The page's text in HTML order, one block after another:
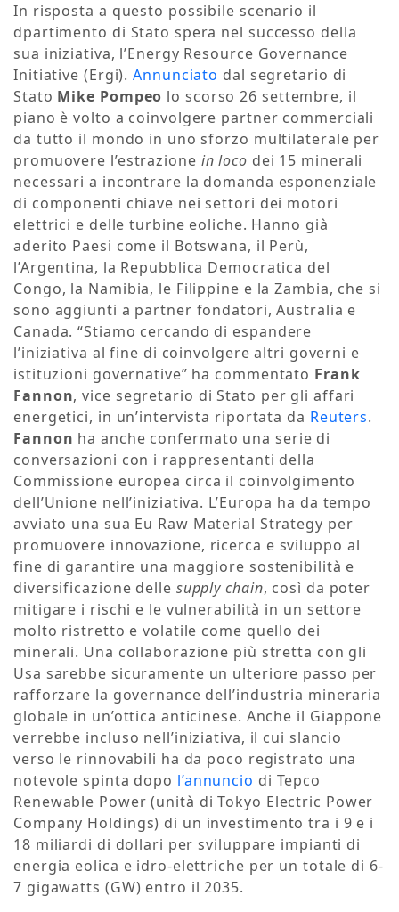
In risposta a questo possibile scenario il
dpartimento di Stato spera nel successo della
sua iniziativa, l’Energy Resource Governance
Initiative (Ergi).Annunciato dal segretario di
Stato Mike Pompeo lo scorso 26 settembre, il
piano è volto a coinvolgere partner commerciali
da tutto il mondo in uno sforzo multilaterale per
promuovere l’estrazione in loco dei 15 minerali
necessari a incontrare la domanda esponenziale
di componenti chiave nei settori dei motori
elettrici e delle turbine eoliche. Hanno già
aderito Paesi come il Botswana, il Perù,
l’Argentina, la Repubblica Democratica del
Congo, la Namibia, le Filippine e la Zambia, che si
sono aggiunti a partner fondatori, Australia e
Canada. “Stiamo cercando di espandere
l’iniziativa al fine di coinvolgere altri governi e
istituzioni governative” ha commentato Frank
Fannon, vice segretario di Stato per gli affari
energetici, in un’intervista riportata da Reuters.
Fannon ha anche confermato una serie di
conversazioni con i rappresentanti della
Commissione europea circa il coinvolgimento
dell’Unione nell’iniziativa. L’Europa ha da tempo
avviato una sua Eu Raw Material Strategy per
promuovere innovazione, ricerca e sviluppo al
fine di garantire una maggiore sostenibilità e
diversificazione delle supply chain, così da poter
mitigare i rischi e le vulnerabilità in un settore
molto ristretto e volatile come quello dei
minerali. Una collaborazione più stretta con gli
Usa sarebbe sicuramente un ulteriore passo per
rafforzare la governance dell’industria mineraria
globale in un’ottica anticinese. Anche il Giappone
verrebbe incluso nell’iniziativa, il cui slancio
verso le rinnovabili ha da poco registrato una
notevole spinta dopo l’annuncio di Tepco
Renewable Power (unità di Tokyo Electric Power
Company Holdings) di un investimento tra i 9 e i
18 miliardi di dollari per sviluppare impianti di
energia eolica e idro-elettriche per un totale di 6-
7 gigawatts (GW) entro il 2035.